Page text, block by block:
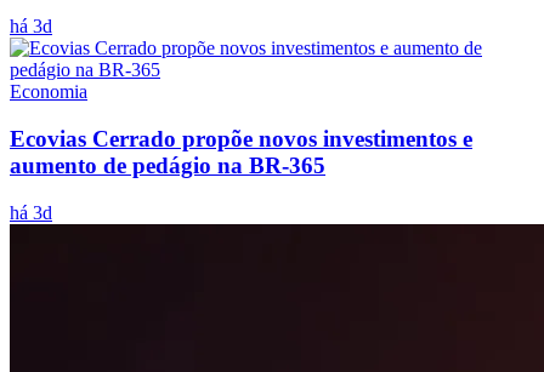
há 3d
Economia
Ecovias Cerrado propõe novos investimentos e
aumento de pedágio na BR-365
há 3d